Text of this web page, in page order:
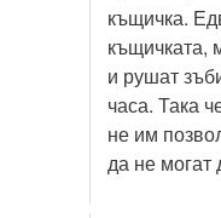
къщичка.
къщичката,
и рушат
часа. Така
не им
да не могат